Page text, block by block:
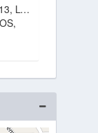
GOLFO DE ADEN NO. 13, LOMAS LINDAS,